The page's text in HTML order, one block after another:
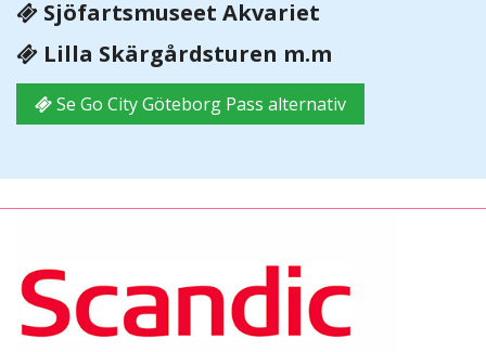
Sjöfartsmuseet Akvariet
Lilla Skärgårdsturen m.m
Se Go City Göteborg Pass alternativ